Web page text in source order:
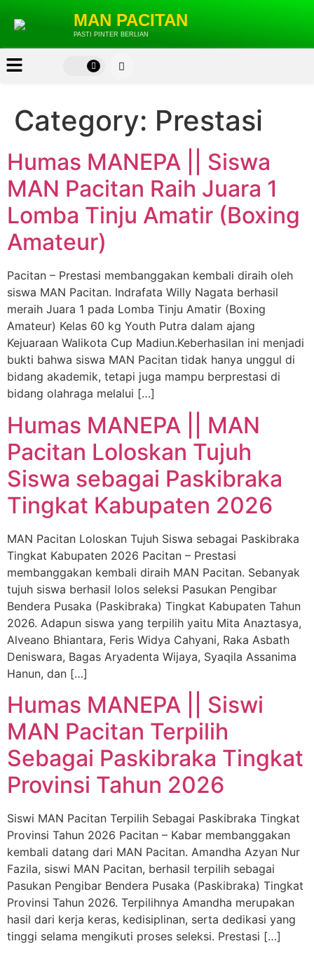
MAN PACITAN
PASTI PINTER BERLIAN
Category: Prestasi
Humas MANEPA || Siswa
MAN Pacitan Raih Juara 1
Lomba Tinju Amatir (Boxing
Amateur)
Pacitan – Prestasi membanggakan kembali diraih oleh
siswa MAN Pacitan. Indrafata Willy Nagata berhasil
meraih Juara 1 pada Lomba Tinju Amatir (Boxing
Amateur) Kelas 60 kg Youth Putra dalam ajang
Kejuaraan Walikota Cup Madiun.Keberhasilan ini menjadi
bukti bahwa siswa MAN Pacitan tidak hanya unggul di
bidang akademik, tetapi juga mampu berprestasi di
bidang olahraga melalui […]
Humas MANEPA || MAN
Pacitan Loloskan Tujuh
Siswa sebagai Paskibraka
Tingkat Kabupaten 2026
MAN Pacitan Loloskan Tujuh Siswa sebagai Paskibraka
Tingkat Kabupaten 2026 Pacitan – Prestasi
membanggakan kembali diraih MAN Pacitan. Sebanyak
tujuh siswa berhasil lolos seleksi Pasukan Pengibar
Bendera Pusaka (Paskibraka) Tingkat Kabupaten Tahun
2026. Adapun siswa yang terpilih yaitu Mita Anaztasya,
Alveano Bhiantara, Feris Widya Cahyani, Raka Asbath
Deniswara, Bagas Aryadenta Wijaya, Syaqila Assanima
Hanun, dan […]
Humas MANEPA || Siswi
MAN Pacitan Terpilih
Sebagai Paskibraka Tingkat
Provinsi Tahun 2026
Siswi MAN Pacitan Terpilih Sebagai Paskibraka Tingkat
Provinsi Tahun 2026 Pacitan – Kabar membanggakan
kembali datang dari MAN Pacitan. Amandha Azyan Nur
Fazila, siswi MAN Pacitan, berhasil terpilih sebagai
Pasukan Pengibar Bendera Pusaka (Paskibraka) Tingkat
Provinsi Tahun 2026. Terpilihnya Amandha merupakan
hasil dari kerja keras, kedisiplinan, serta dedikasi yang
tinggi selama mengikuti proses seleksi. Prestasi […]